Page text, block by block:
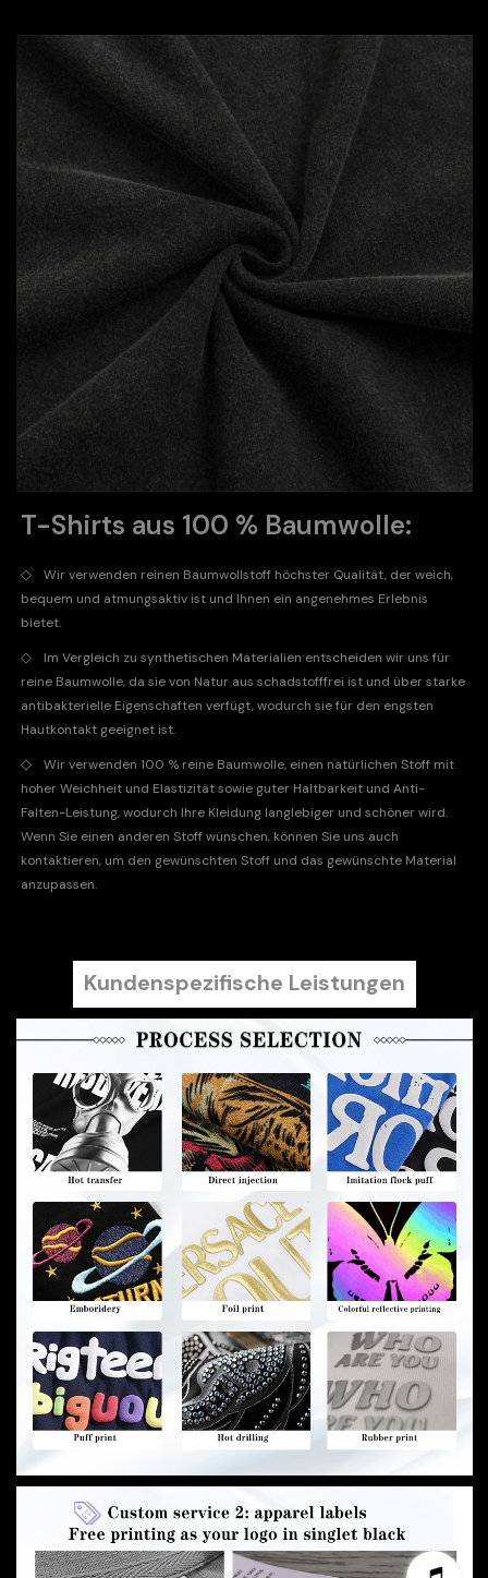
T-Shirts aus 100 % Baumwolle:
◇
Wir verwenden reinen Baumwollstoff höchster Qualität, der weich,
bequem und atmungsaktiv ist und Ihnen ein angenehmes Erlebnis
bietet.
◇
Im Vergleich zu synthetischen Materialien entscheiden wir uns für
reine Baumwolle, da sie von Natur aus schadstofffrei ist und über starke
antibakterielle Eigenschaften verfügt, wodurch sie für den engsten
Hautkontakt geeignet ist.
◇
Wir verwenden 100 % reine Baumwolle, einen natürlichen Stoff mit
hoher Weichheit und Elastizität sowie guter Haltbarkeit und Anti-
Falten-Leistung, wodurch Ihre Kleidung langlebiger und schöner wird.
Wenn Sie einen anderen Stoff wünschen, können Sie uns auch
kontaktieren, um den gewünschten Stoff und das gewünschte Material
anzupassen.
Kundenspezifische Leistungen